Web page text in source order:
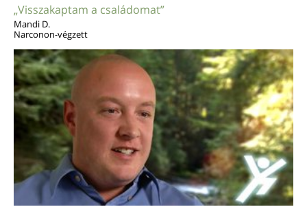
„Visszakaptam a családomat”
Mandi D.
Narconon-végzett